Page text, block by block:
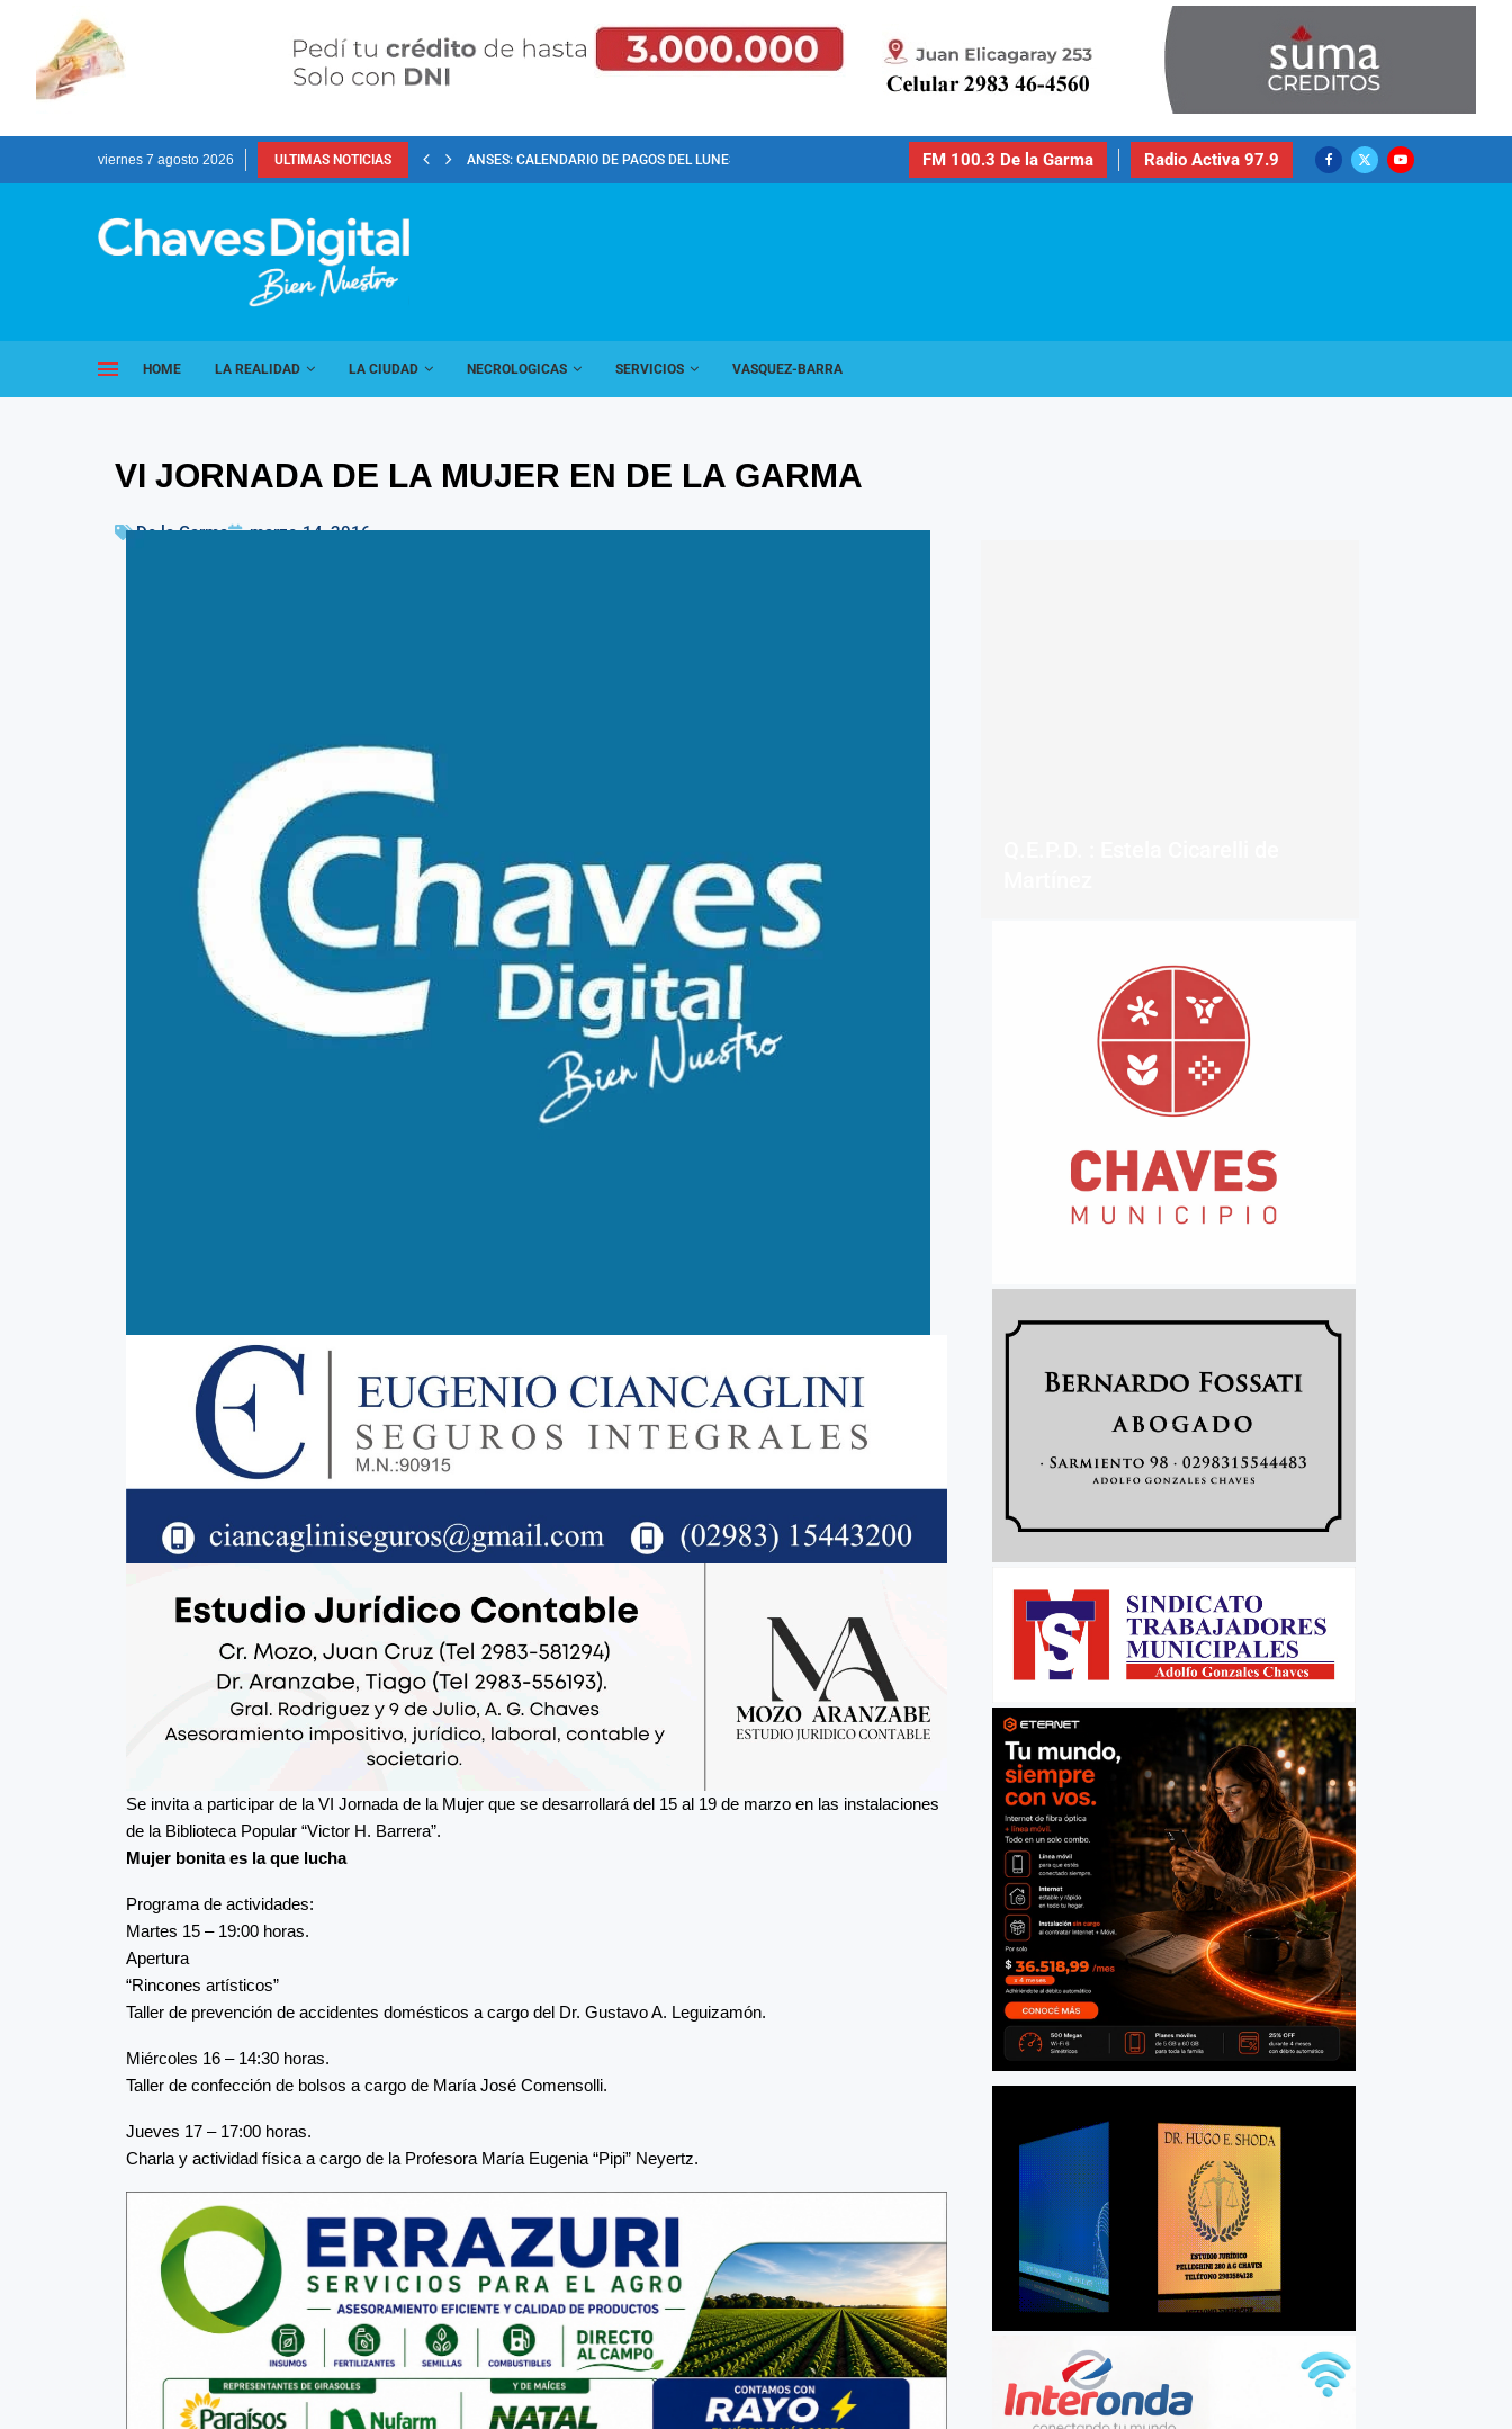
viernes 7 agosto 2026 ULTIMAS NOTICIAS ANSES: CALENDARIO DE PAGOS DEL LUNES 10 DE... FM 100.3 De la Garma Radio Activa 97.9
HOME LA REALIDAD LA CIUDAD NECROLOGICAS SERVICIOS VASQUEZ-BARRA
VI JORNADA DE LA MUJER EN DE LA GARMA
De la Garma marzo 14, 2016
Se invita a participar de la VI Jornada de la Mujer que se desarrollará del 15 al 19 de marzo en las instalaciones
de la Biblioteca Popular “Victor H. Barrera”.
Mujer bonita es la que lucha
Programa de actividades:
Martes 15 – 19:00 horas.
Apertura
“Rincones artísticos”
Taller de prevención de accidentes domésticos a cargo del Dr. Gustavo A. Leguizamón.
Miércoles 16 – 14:30 horas.
Taller de confección de bolsos a cargo de María José Comensolli.
Jueves 17 – 17:00 horas.
Charla y actividad física a cargo de la Profesora María Eugenia “Pipi” Neyertz.